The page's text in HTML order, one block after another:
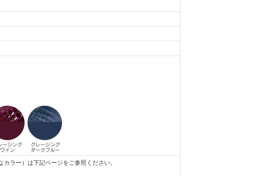
ラー）は下記ページをご参照ください。